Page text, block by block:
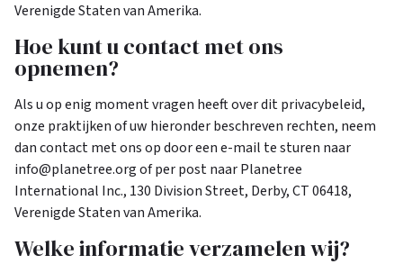
Verenigde Staten van Amerika.
Hoe kunt u contact met ons
opnemen?
Als u op enig moment vragen heeft over dit privacybeleid,
onze praktijken of uw hieronder beschreven rechten, neem
dan contact met ons op door een e-mail te sturen naar
info@planetree.org of per post naar Planetree
International Inc., 130 Division Street, Derby, CT 06418,
Verenigde Staten van Amerika.
Welke informatie verzamelen wij?